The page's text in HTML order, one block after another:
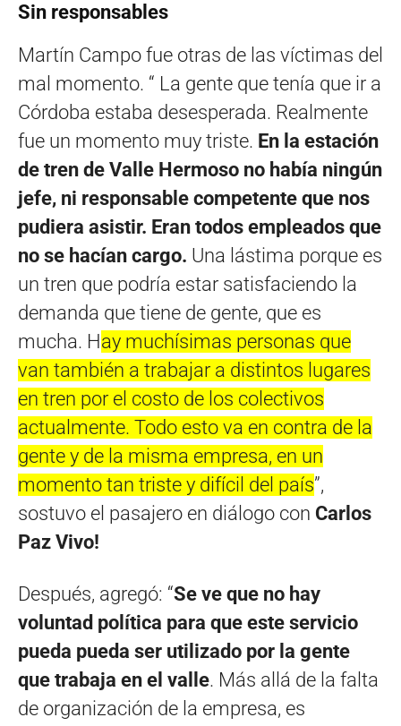
Sin responsables
Martín Campo fue otras de las víctimas del
mal momento. “ La gente que tenía que ir a
Córdoba estaba desesperada. Realmente
fue un momento muy triste. En la estación
de tren de Valle Hermoso no había ningún
jefe, ni responsable competente que nos
pudiera asistir. Eran todos empleados que
no se hacían cargo. Una lástima porque es
un tren que podría estar satisfaciendo la
demanda que tiene de gente, que es
mucha. Hay muchísimas personas que
van también a trabajar a distintos lugares
en tren por el costo de los colectivos
actualmente. Todo esto va en contra de la
gente y de la misma empresa, en un
momento tan triste y difícil del país”,
sostuvo el pasajero en diálogo con Carlos
Paz Vivo!
Después, agregó: “Se ve que no hay
voluntad política para que este servicio
pueda pueda ser utilizado por la gente
que trabaja en el valle. Más allá de la falta
de organización de la empresa, es